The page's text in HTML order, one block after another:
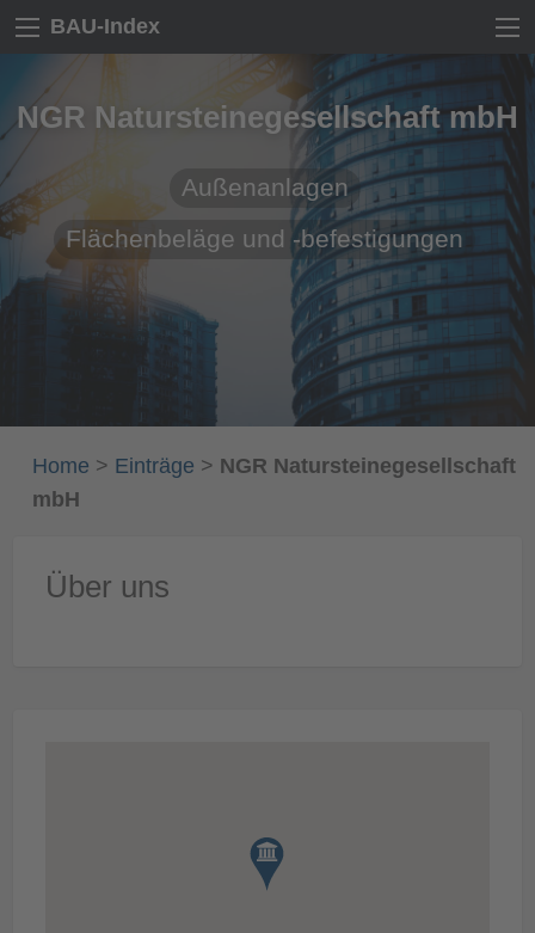
BAU-Index
NGR Natursteinegesellschaft mbH
Außenanlagen
Flächenbeläge und -befestigungen
Home > Einträge > NGR Natursteinegesellschaft
mbH
Über uns